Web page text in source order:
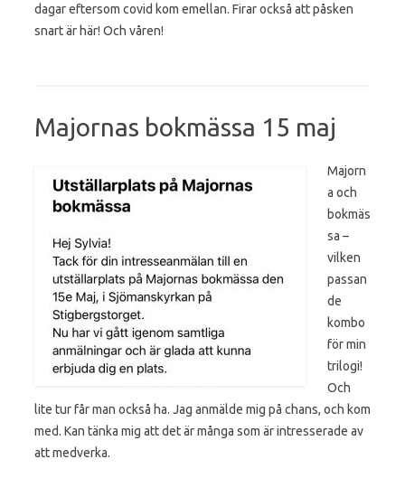
dagar eftersom covid kom emellan. Firar också att påsken
snart är här! Och våren!
Majornas bokmässa 15 maj
Majorn
a och
bokmäs
sa –
vilken
passan
de
kombo
för min
trilogi!
Och
lite tur får man också ha. Jag anmälde mig på chans, och kom
med. Kan tänka mig att det är många som är intresserade av
att medverka.